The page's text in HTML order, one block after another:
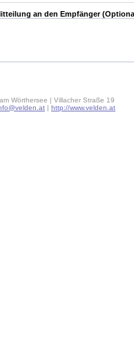
an den Empfänger
Wörthersee | Villacher Straße 19
| http://www.velden.at